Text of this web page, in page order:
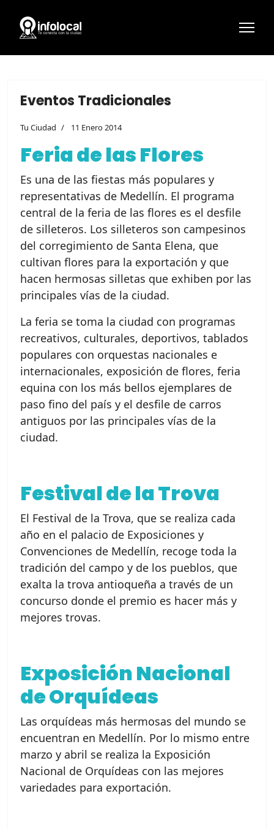
Eventos Tradicionales
Tu Ciudad 11 Enero 2014
Feria de las Flores
Es una de las fiestas más populares y
representativas de Medellín. El programa
central de la feria de las flores es el desfile
de silleteros. Los silleteros son campesinos
del corregimiento de Santa Elena, que
cultivan flores para la exportación y que
hacen hermosas silletas que exhiben por las
principales vías de la ciudad.
La feria se toma la ciudad con programas
recreativos, culturales, deportivos, tablados
populares con orquestas nacionales e
internacionales, exposición de flores, feria
equina con los más bellos ejemplares de
paso fino del país y el desfile de carros
antiguos por las principales vías de la
ciudad.
Festival de la Trova
El Festival de la Trova, que se realiza cada
año en el palacio de Exposiciones y
Convenciones de Medellín, recoge toda la
tradición del campo y de los pueblos, que
exalta la trova antioqueña a través de un
concurso donde el premio es hacer más y
mejores trovas.
Exposición Nacional
de Orquídeas
Las orquídeas más hermosas del mundo se
encuentran en Medellín. Por lo mismo entre
marzo y abril se realiza la Exposición
Nacional de Orquídeas con las mejores
variedades para exportación.